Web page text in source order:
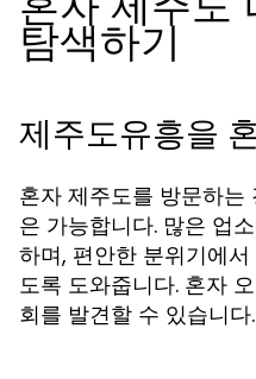
탐색하기
제주도유흥을
혼자 제주도를 방문하는
은 가능합니다. 많은 업
하며, 편안한 분위기에
도록 도와줍니다. 혼자
회를 발견할 수 있습니다.